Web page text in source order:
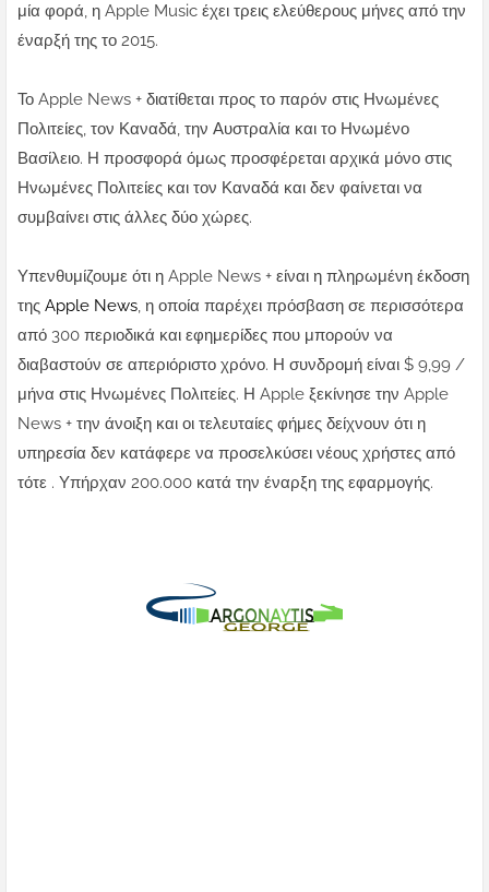
μία φορά, η Apple Music έχει τρεις ελεύθερους μήνες από την
έναρξή της το 2015.
Το Apple News + διατίθεται προς το παρόν στις Ηνωμένες
Πολιτείες, τον Καναδά, την Αυστραλία και το Ηνωμένο
Βασίλειο. Η προσφορά όμως προσφέρεται αρχικά μόνο στις
Ηνωμένες Πολιτείες και τον Καναδά και δεν φαίνεται να
συμβαίνει στις άλλες δύο χώρες.
Υπενθυμίζουμε ότι η Apple News + είναι η πληρωμένη έκδοση
της Apple News, η οποία παρέχει πρόσβαση σε περισσότερα
από 300 περιοδικά και εφημερίδες που μπορούν να
διαβαστούν σε απεριόριστο χρόνο. Η συνδρομή είναι $ 9,99 /
μήνα στις Ηνωμένες Πολιτείες. Η Apple ξεκίνησε την Apple
News + την άνοιξη και οι τελευταίες φήμες δείχνουν ότι η
υπηρεσία δεν κατάφερε να προσελκύσει νέους χρήστες από
τότε . Υπήρχαν 200.000 κατά την έναρξη της εφαρμογής.